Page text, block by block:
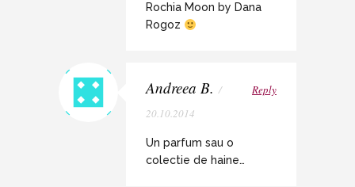
Rochia Moon by Dana
Rogoz
Andreea B. /
20.10.2014
Reply
Un parfum sau o
colectie de haine…